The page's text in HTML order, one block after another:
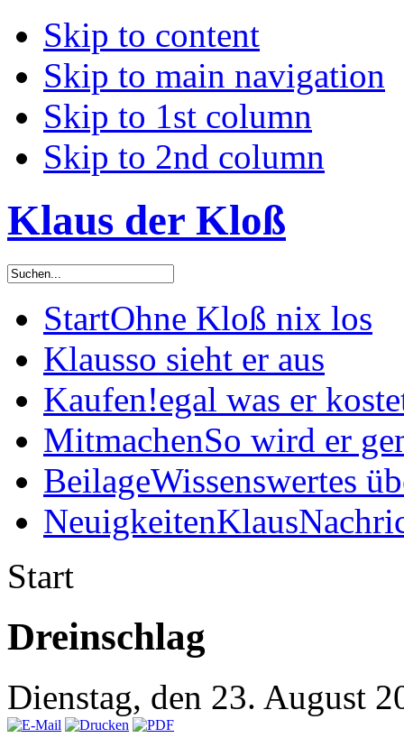
Skip to content
Skip to main navigation
Skip to 1st column
Skip to 2nd column
Klaus der Kloß
StartOhne Kloß nix los
Klausso sieht er aus
Kaufen!egal was er
MitmachenSo wird er
BeilageWissenswertes
Neuigkeiten
Start
Dreinschlag
Dienstag, den 23. August